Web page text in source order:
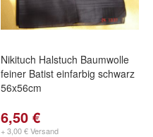
Nikituch Halstuch Baumwolle
feiner Batist einfarbig schwarz
56x56cm
6,50 €
+ 3,00 € Versand